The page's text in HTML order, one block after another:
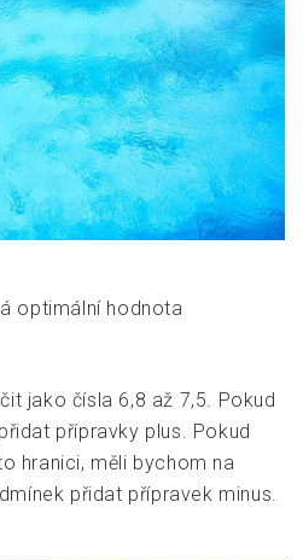
optimální hodnota
jako čísla 6,8 až 7,5. Pokud
přípravky plus. Pokud
hranici, měli bychom na
přidat přípravek minus.